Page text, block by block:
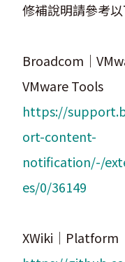
修補說明請參考以
Broadcom｜
VMware Tools
https://
ort-content-
notification/-/
es/0/36149
XWiki｜Platform